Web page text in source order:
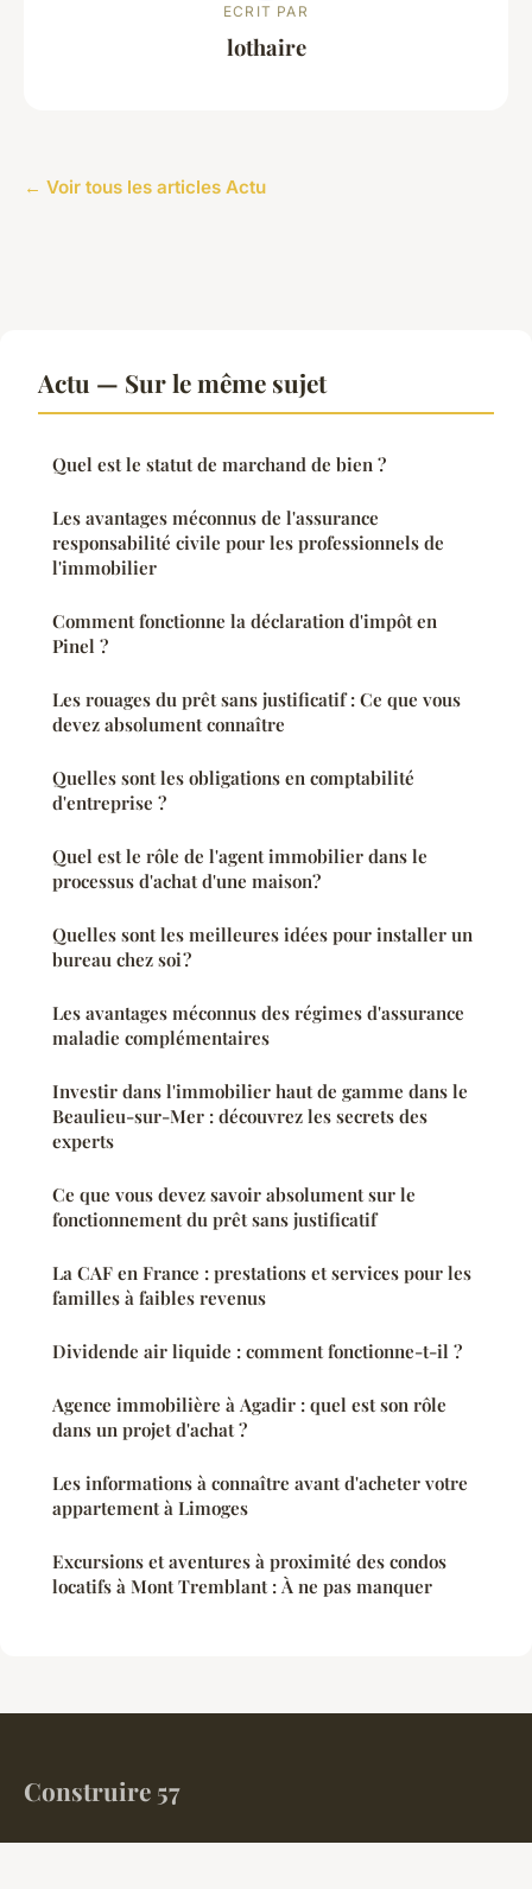
ECRIT PAR
lothaire
← Voir tous les articles Actu
Actu — Sur le même sujet
Quel est le statut de marchand de bien ?
Les avantages méconnus de l'assurance
responsabilité civile pour les professionnels de
l'immobilier
Comment fonctionne la déclaration d'impôt en
Pinel ?
Les rouages du prêt sans justificatif : Ce que vous
devez absolument connaître
Quelles sont les obligations en comptabilité
d'entreprise ?
Quel est le rôle de l'agent immobilier dans le
processus d'achat d'une maison?
Quelles sont les meilleures idées pour installer un
bureau chez soi ?
Les avantages méconnus des régimes d'assurance
maladie complémentaires
Investir dans l'immobilier haut de gamme dans le
Beaulieu-sur-Mer : découvrez les secrets des
experts
Ce que vous devez savoir absolument sur le
fonctionnement du prêt sans justificatif
La CAF en France : prestations et services pour les
familles à faibles revenus
Dividende air liquide : comment fonctionne-t-il ?
Agence immobilière à Agadir : quel est son rôle
dans un projet d'achat ?
Les informations à connaître avant d'acheter votre
appartement à Limoges
Excursions et aventures à proximité des condos
locatifs à Mont Tremblant : À ne pas manquer
Construire 57